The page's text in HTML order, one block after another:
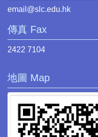
email@slc.edu.hk
傳真 Fax
2422 7104
地圖 Map